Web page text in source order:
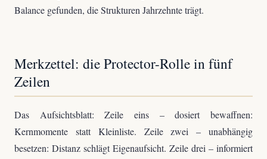
Balance gefunden, die Strukturen Jahrzehnte trägt.
Merkzettel: die Protector-Rolle in fünf
Zeilen
Das Aufsichtsblatt: Zeile eins – dosiert bewaffnen:
Kernmomente statt Kleinliste. Zeile zwei – unabhängig
besetzen: Distanz schlägt Eigenaufsicht. Zeile drei – informiert